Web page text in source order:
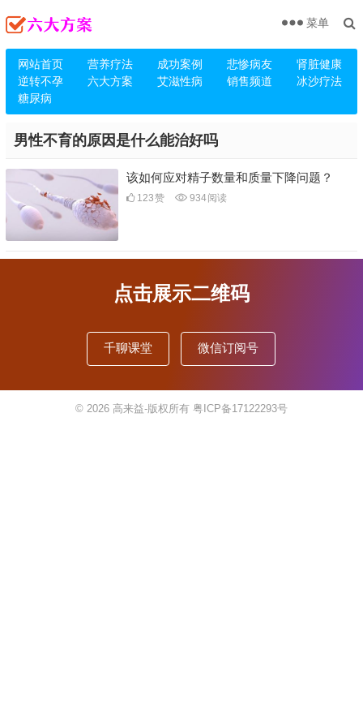
网站首页 营养疗法 成功案例 悲惨病友
肾脏健康
逆转不孕
六大方案 艾滋性病 销售频道
冰沙疗法
糖尿病
菜单
男性不育的原因是什么能治好吗
该如何应对精子数量和质量下降问题？
123赞 934阅读
点击展示二维码
千聊课堂 微信订阅号
© 2026 高来益-版权所有 粤ICP备17122293号